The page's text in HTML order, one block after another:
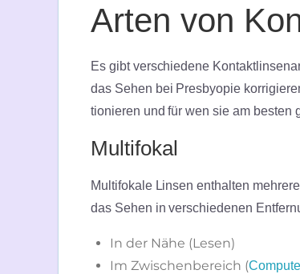
Arten von
Es gibt verschiedene
das Sehen bei Presbyopie
tionieren und für wen sie am besten
Multifokal
Multifokale Linsen enthalten
das Sehen in verschiedenen
In der Nähe (Lesen)
Im Zwischenbereich (